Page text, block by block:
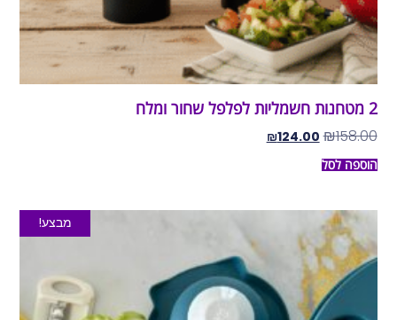
2 מטחנות חשמליות לפלפל שחור ומלח
₪158.00
₪124.00
הוספה לסל
מבצע!